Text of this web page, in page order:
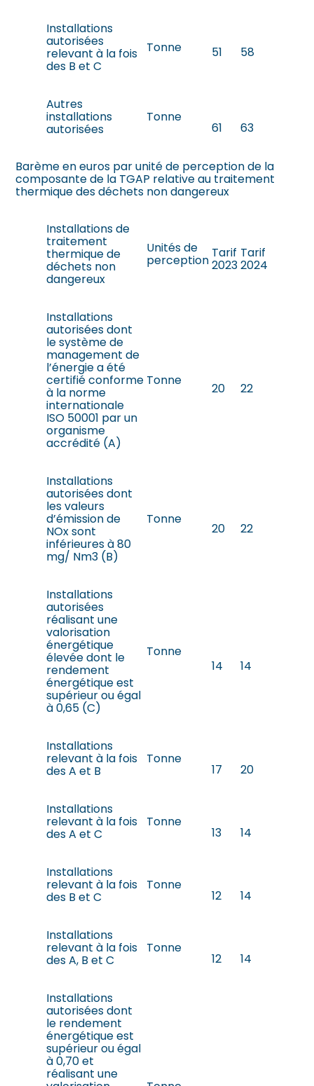
Installations
autorisées
relevant à la fois
des B et C
Tonne 51 58
Autres
installations
autorisées
Tonne
61 63
Barème en euros par unité de perception de la
composante de la TGAP relative au traitement
thermique des déchets non dangereux
Installations de
traitement
thermique de
déchets non
dangereux
Unités de
perception Tarif
2023
Tarif
2024
Installations
autorisées dont
le système de
management de
l’énergie a été
certifié conforme
à la norme
internationale
ISO 50001 par un
organisme
accrédité (A)
Tonne
20 22
Installations
autorisées dont
les valeurs
d’émission de
NOx sont
inférieures à 80
mg/ Nm3 (B)
Tonne
20 22
Installations
autorisées
réalisant une
valorisation
énergétique
élevée dont le
rendement
énergétique est
supérieur ou égal
à 0,65 (C)
Tonne
14
14
Installations
relevant à la fois
des A et B
Tonne
17 20
Installations
relevant à la fois
des A et C
Tonne
13 14
Installations
relevant à la fois
des B et C
Tonne
12 14
Installations
relevant à la fois
des A, B et C
Tonne
12 14
Installations
autorisées dont
le rendement
énergétique est
supérieur ou égal
à 0,70 et
réalisant une